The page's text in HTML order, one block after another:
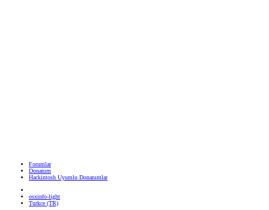
Forumlar
Donanım
Hackintosh Uyumlu Donanımlar
osxinfo-light
Turkce (TR)